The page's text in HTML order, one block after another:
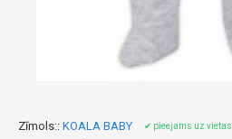
Zīmols:: KOALA BABY ✔ pieejams uz vietas